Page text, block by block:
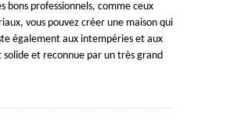
bons professionnels, comme ceux
vous pouvez créer une maison qui
également aux intempéries et aux
solide et reconnue par un très grand